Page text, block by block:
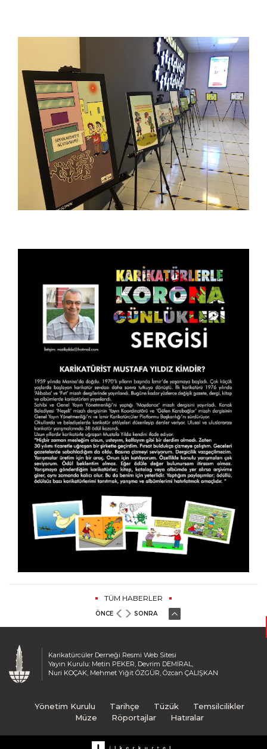
TÜM HABERLER
ÖNCE SONRA
Karikatürcüler Derneği Resmi Web Sitesi
Yayın Kurulu: Metin PEKER, Devrim DEMİRAL,
Nuri KOÇAK, Mehmet Yiğit ÖZGÜR, Özcan ÇALIŞKAN
Yönetim Kurulu Tarihçe Tüzük
Temsilcilikler
Müze
Röportajlar Hatıralar